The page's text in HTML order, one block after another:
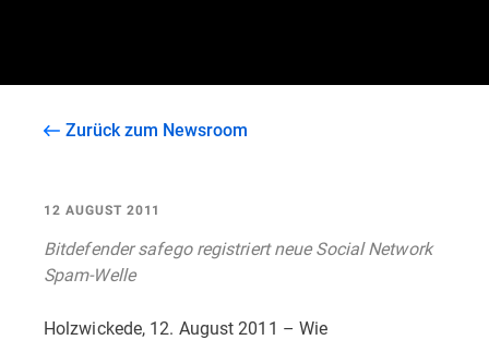
Zurück zum Newsroom
12 AUGUST 2011
Bitdefender safego registriert neue Social Network
Spam-Welle
Holzwickede, 12. August 2011 – Wie